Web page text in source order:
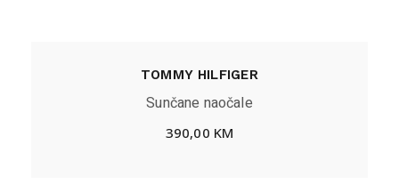
TOMMY HILFIGER
Sunčane naočale
390,00 KM